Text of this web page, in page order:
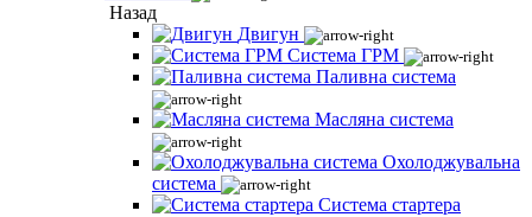
Назад
Двигун
Система ГРМ
Паливна система
Масляна система
Охолоджувальна
система
Система стартера